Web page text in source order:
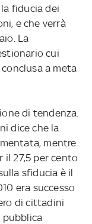
fiducia dei
e che verrà
La
cui
a meta
di tendenza.
dice che la
mentre
il 27,5 per cento
sfiducia è il
era successo
di cittadini
pubblica